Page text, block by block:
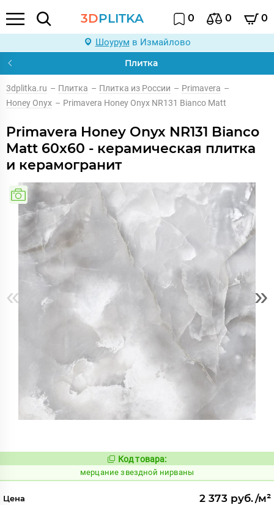
3DPLITKA 0 0 0
Шоурум в Измайлово
Плитка
3dplitka.ru – Плитка – Плитка из России – Primavera –
Honey Onyx – Primavera Honey Onyx NR131 Bianco Matt
Primavera Honey Onyx NR131 Bianco
Matt 60x60 - керамическая плитка
и керамогранит
« »
Код:
972434
Код товара:
мерцание звездной нирваны
Цена 2 373 руб./м²